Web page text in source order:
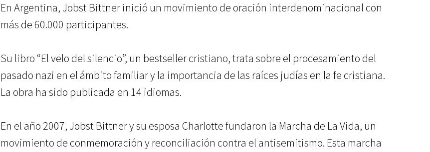
En Argentina, Jobst Bittner inició un movimiento de oración interdenominacional con
más de 60.000 participantes.
Su libro “El velo del silencio”, un bestseller cristiano, trata sobre el procesamiento del
pasado nazi en el ámbito familiar y la importancia de las raíces judías en la fe cristiana.
La obra ha sido publicada en 14 idiomas.
En el año 2007, Jobst Bittner y su esposa Charlotte fundaron la Marcha de La Vida, un
movimiento de conmemoración y reconciliación contra el antisemitismo. Esta marcha